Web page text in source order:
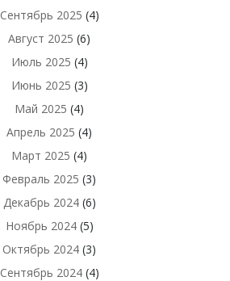
Сентябрь 2025 (4)
Август 2025 (6)
Июль 2025 (4)
Июнь 2025 (3)
Май 2025 (4)
Апрель 2025 (4)
Март 2025 (4)
Февраль 2025 (3)
Декабрь 2024(6)
Ноябрь 2024(5)
Октябрь 2024 (3)
Сентябрь 2024(4)